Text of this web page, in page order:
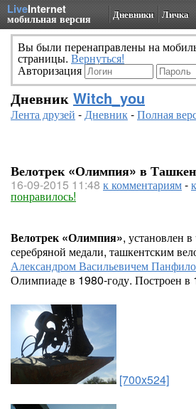
LiveInternet
мобильная версия Дневники Личка
Вы были перенаправлены на
страницы. Вернуться!
Авторизация
Дневник Witch_you
Лента друзей -Дневник-Полная
Велотрек «Олимпия» в
16-09-2015 11:48 к комментариям-
понравилось!
Велотрек «Олимпия», установлен в
серебряной медали, ташкентским
Александром Васильевичем
Олимпиаде в 1980-году. Построен в
[700x524]